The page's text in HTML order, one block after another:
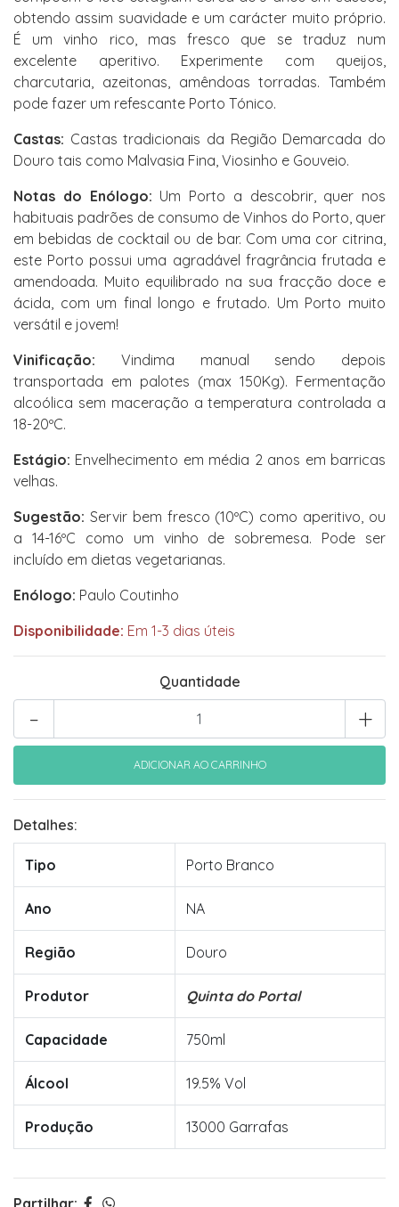
obtendo assim suavidade e um carácter muito próprio.
É um vinho rico, mas fresco que se traduz num
excelente aperitivo. Experimente com queijos,
charcutaria, azeitonas, amêndoas torradas. Também
pode fazer um refescante Porto Tónico.
Castas: Castas tradicionais da Região Demarcada do
Douro tais como Malvasia Fina, Viosinho e Gouveio.
Notas do Enólogo: Um Porto a descobrir, quer nos
habituais padrões de consumo de Vinhos do Porto, quer
em bebidas de cocktail ou de bar. Com uma cor citrina,
este Porto possui uma agradável fragrância frutada e
amendoada. Muito equilibrado na sua fracção doce e
ácida, com um final longo e frutado. Um Porto muito
versátil e jovem!
Vinificação: Vindima manual sendo depois
transportada em palotes (max 150Kg). Fermentação
alcoólica sem maceração a temperatura controlada a
18-20ºC.
Estágio: Envelhecimento em média 2 anos em barricas
velhas.
Sugestão: Servir bem fresco (10ºC) como aperitivo, ou
a 14-16ºC como um vinho de sobremesa. Pode ser
incluído em dietas vegetarianas.
Enólogo: Paulo Coutinho
Disponibilidade: Em 1-3 dias úteis
Quantidade
+
-
Detalhes:
Tipo Porto Branco
Ano NA
Região Douro
Produtor Quinta do Portal
Capacidade 750ml
Álcool 19.5% Vol
Produção 13000 Garrafas
Partilhar: